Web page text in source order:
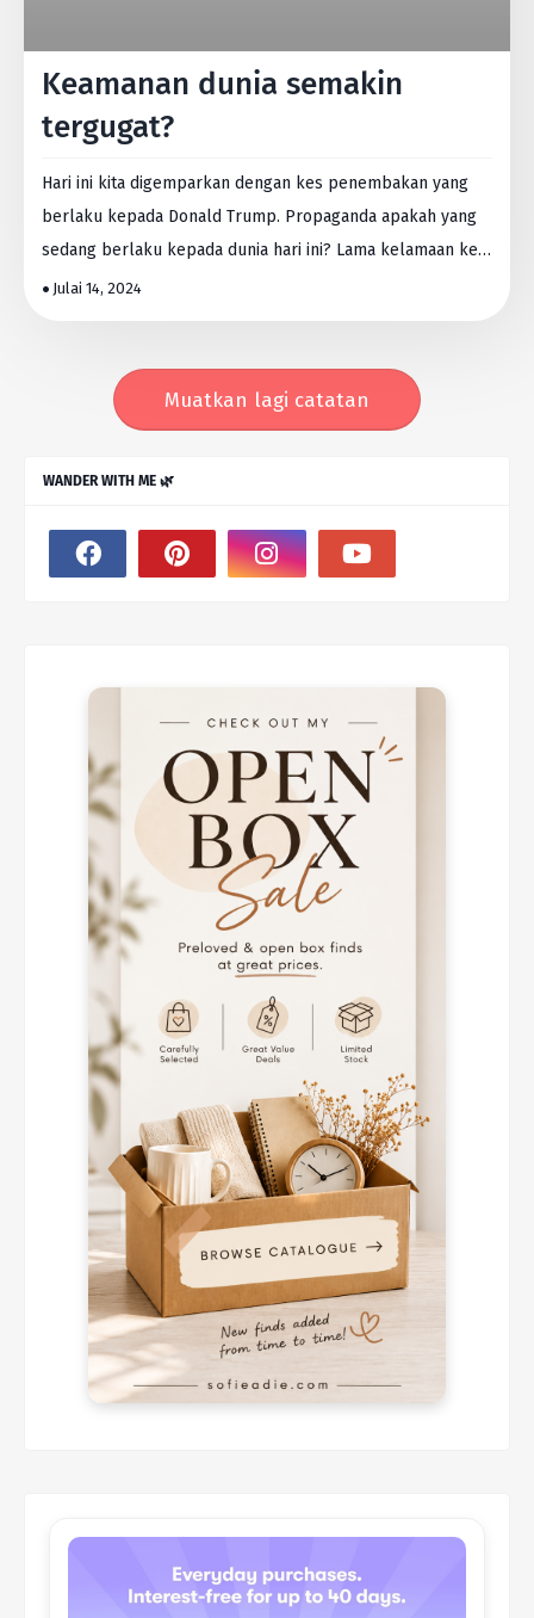
Keamanan dunia semakin
tergugat?
Hari ini kita digemparkan dengan kes penembakan yang
berlaku kepada Donald Trump. Propaganda apakah yang
sedang berlaku kepada dunia hari ini? Lama kelamaan ke…
Julai 14, 2024
Muatkan lagi catatan
WANDER WITH ME 🌿